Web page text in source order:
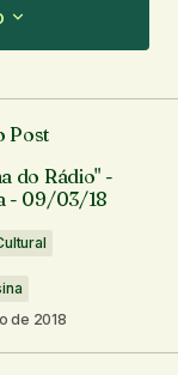
publicado.
com*
Post
do Rádio" -
- 09/03/18
de 2018